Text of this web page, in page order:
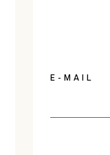
E-MAIL